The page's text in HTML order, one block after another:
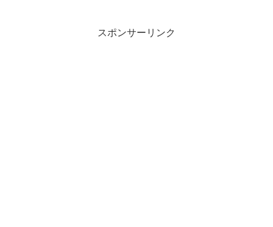
スポンサーリンク